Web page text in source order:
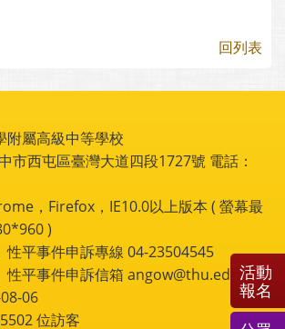
回列表
附屬高級中等學校
市西屯區臺灣大道四段1727號 電話：
，Firefox，IE10.0以上版本 ( 螢幕最
)
性平事件申訴專線 04-23504545
性平事件申訴信箱 angow@thu.edu.tw
06
位訪客
活動
報名